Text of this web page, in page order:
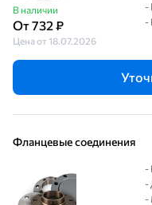
В наличии
От 732 ₽
Цена от 18.07.2026
-
-
Фланцевые соединения
-
-
-